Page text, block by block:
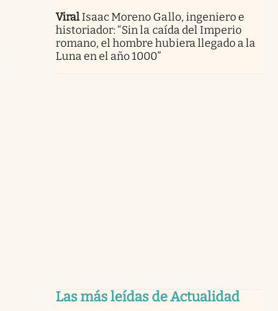
ViralIsaac Moreno Gallo, ingeniero e
historiador: “Sin la caída del Imperio
romano, el hombre hubiera llegado a la
Luna en el año 1000”
Las más leídas de Actualidad